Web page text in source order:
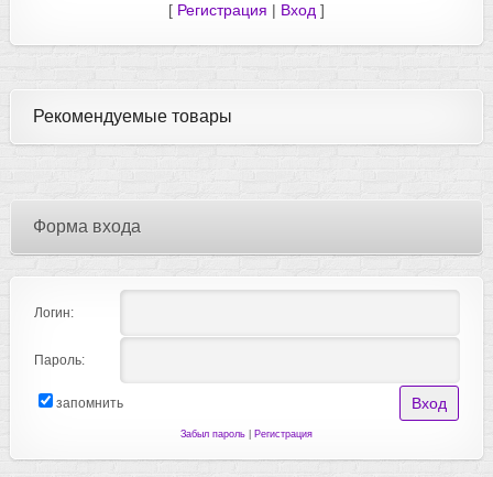
[ Регистрация | Вход ]
Рекомендуемые товары
Форма входа
Логин:
Пароль:
запомнить
Забыл пароль| Регистрация